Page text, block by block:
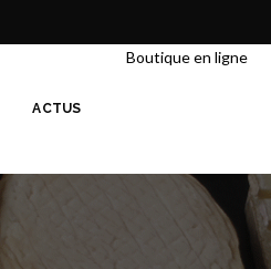
ACTUS
Boutique en ligne